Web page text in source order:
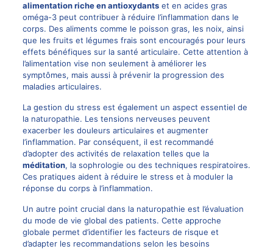
alimentation riche en antioxydantset en acides gras
oméga-3 peut contribuer à réduire l’inflammation dans le
corps. Des aliments comme le poisson gras, les noix, ainsi
que les fruits et légumes frais sont encouragés pour leurs
effets bénéfiques sur la santé articulaire. Cette attention à
l’alimentation vise non seulement à améliorer les
symptômes, mais aussi à prévenir la progression des
maladies articulaires.
La gestion du stress est également un aspect essentiel de
la naturopathie. Les tensions nerveuses peuvent
exacerber les douleurs articulaires et augmenter
l’inflammation. Par conséquent, il est recommandé
d’adopter des activités de relaxation telles que la
méditation, la sophrologie ou des techniques respiratoires.
Ces pratiques aident à réduire le stress et à moduler la
réponse du corps à l’inflammation.
Un autre point crucial dans la naturopathie est l’évaluation
du mode de vie global des patients. Cette approche
globale permet d’identifier les facteurs de risque et
d’adapter les recommandations selon les besoins